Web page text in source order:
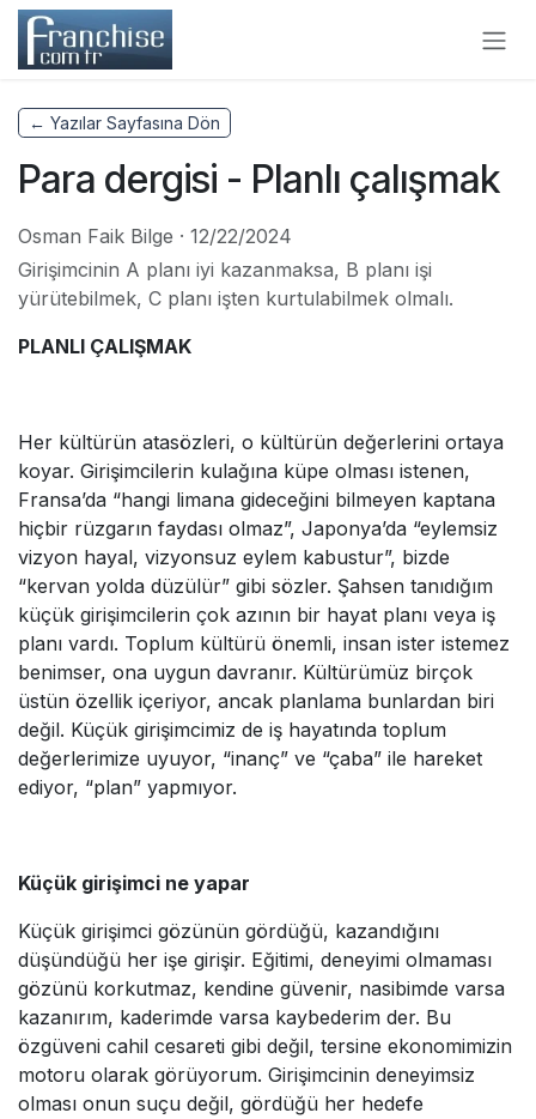
Skip to Content
← Yazılar Sayfasına Dön
Para dergisi - Planlı çalışmak
Osman Faik Bilge · 12/22/2024
Girişimcinin A planı iyi kazanmaksa, B planı işi
yürütebilmek, C planı işten kurtulabilmek olmalı.
PLANLI ÇALIŞMAK
Her kültürün atasözleri, o kültürün değerlerini ortaya
koyar. Girişimcilerin kulağına küpe olması istenen,
Fransa’da “hangi limana gideceğini bilmeyen kaptana
hiçbir rüzgarın faydası olmaz”, Japonya’da “eylemsiz
vizyon hayal, vizyonsuz eylem kabustur”, bizde
“kervan yolda düzülür” gibi sözler. Şahsen tanıdığım
küçük girişimcilerin çok azının bir hayat planı veya iş
planı vardı. Toplum kültürü önemli, insan ister istemez
benimser, ona uygun davranır. Kültürümüz birçok
üstün özellik içeriyor, ancak planlama bunlardan biri
değil. Küçük girişimcimiz de iş hayatında toplum
değerlerimize uyuyor, “inanç” ve “çaba” ile hareket
ediyor, “plan” yapmıyor.
Küçük girişimci ne yapar
Küçük girişimci gözünün gördüğü, kazandığını
düşündüğü her işe girişir. Eğitimi, deneyimi olmaması
gözünü korkutmaz, kendine güvenir, nasibimde varsa
kazanırım, kaderimde varsa kaybederim der. Bu
özgüveni cahil cesareti gibi değil, tersine ekonomimizin
motoru olarak görüyorum. Girişimcinin deneyimsiz
olması onun suçu değil, gördüğü her hedefe